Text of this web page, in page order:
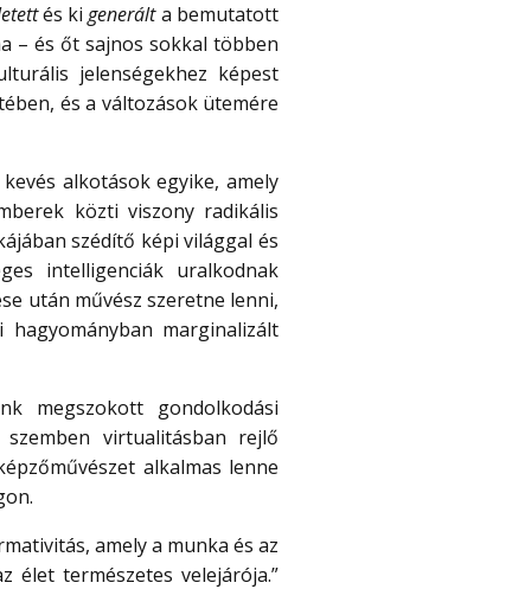
és kigenerálta bemutatott
– és őt sajnos sokkal többen
jelenségekhez képest
és a változások ütemére
alkotások egyike, amely
közti viszony radikális
szédítő képi világgal és
intelligenciák uralkodnak
után művész szeretne lenni,
marginalizált
megszokott gondolkodási
szemben virtualitásban rejlő
alkalmas lenne
amely a munka és az
élet természetes velejárója.”